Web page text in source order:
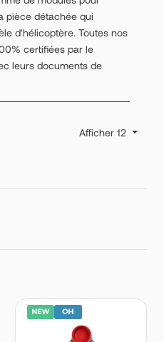
pièce détachée qui
d'hélicoptère. Toutes nos
certifiées par le
leurs documents de
Afficher 12